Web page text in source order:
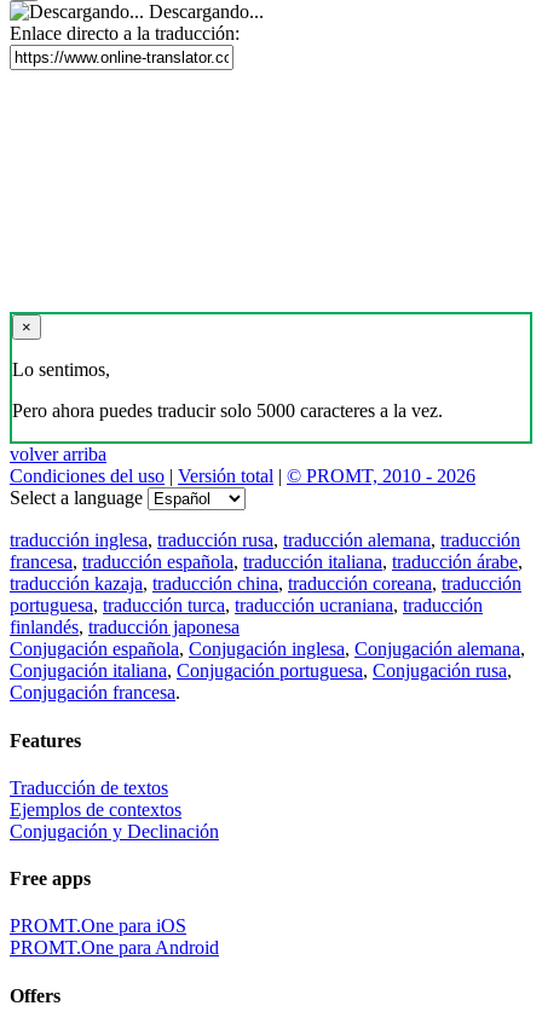
Descargando...
Enlace directo a la traducción:
×
Lo sentimos,
Pero ahora puedes traducir solo 5000 caracteres a la vez.
volver arriba
Condiciones del uso | Versión total | © PROMT, 2010 - 2026
Select a language
traducción inglesa, traducción rusa, traducción alemana, traducción
francesa, traducción española, traducción italiana, traducción árabe,
traducción kazaja, traducción china, traducción coreana, traducción
portuguesa, traducción turca, traducción ucraniana, traducción
finlandés, traducción japonesa
Conjugación española, Conjugación inglesa, Conjugación alemana,
Conjugación italiana, Conjugación portuguesa, Conjugación rusa,
Conjugación francesa.
Features
Traducción de textos
Ejemplos de contextos
Conjugación y Declinación
Free apps
PROMT.One para iOS
PROMT.One para Android
Offers